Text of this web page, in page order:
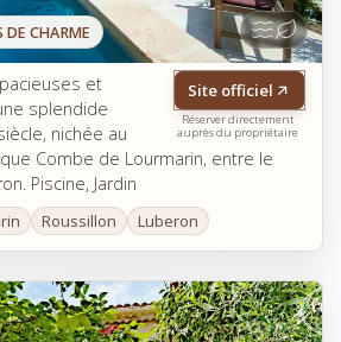
CHARME
Site officiel
Réserver directement
auprès du propriétaire
et
splendide
nichée au
Combe de Lourmarin, entre le
Piscine, Jardin
Roussillon Luberon